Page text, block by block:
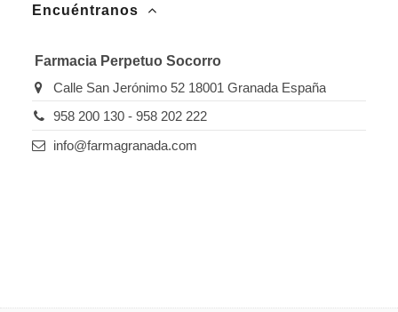
Encuéntranos
Farmacia Perpetuo Socorro
Calle San Jerónimo 52 18001 Granada España
958 200 130 - 958 202 222
info@farmagranada.com